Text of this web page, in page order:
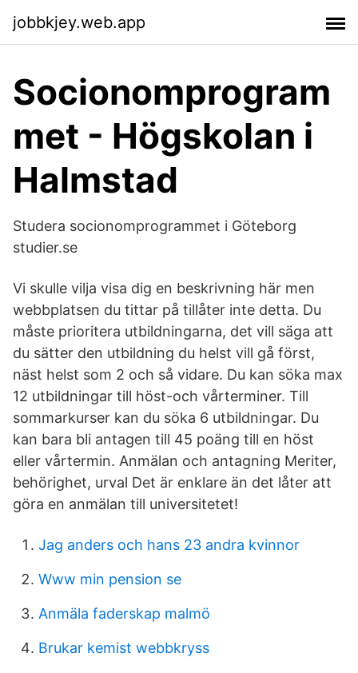
jobbkjey.web.app
Socionomprogram
met - Högskolan i
Halmstad
Studera socionomprogrammet i Göteborg
studier.se
Vi skulle vilja visa dig en beskrivning här men
webbplatsen du tittar på tillåter inte detta. Du
måste prioritera utbildningarna, det vill säga att
du sätter den utbildning du helst vill gå först,
näst helst som 2 och så vidare. Du kan söka max
12 utbildningar till höst-och vårterminer. Till
sommarkurser kan du söka 6 utbildningar. Du
kan bara bli antagen till 45 poäng till en höst
eller vårtermin. Anmälan och antagning Meriter,
behörighet, urval Det är enklare än det låter att
göra en anmälan till universitetet!
Jag anders och hans 23 andra kvinnor
Www min pension se
Anmäla faderskap malmö
Brukar kemist webbkryss